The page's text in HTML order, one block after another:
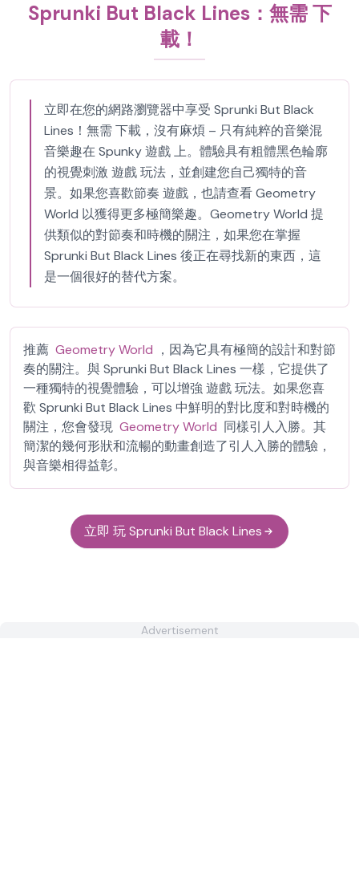
Sprunki But Black Lines：無需 下
載！
立即在您的網路瀏覽器中享受 Sprunki But Black
Lines！無需 下載，沒有麻煩 – 只有純粹的音樂混
音樂趣在 Spunky 遊戲 上。體驗具有粗體黑色輪廓
的視覺刺激 遊戲 玩法，並創建您自己獨特的音
景。如果您喜歡節奏 遊戲，也請查看 Geometry
World 以獲得更多極簡樂趣。Geometry World 提
供類似的對節奏和時機的關注，如果您在掌握
Sprunki But Black Lines 後正在尋找新的東西，這
是一個很好的替代方案。
推薦 Geometry World ，因為它具有極簡的設計和對節
奏的關注。與 Sprunki But Black Lines 一樣，它提供了
一種獨特的視覺體驗，可以增強 遊戲 玩法。如果您喜
歡 Sprunki But Black Lines 中鮮明的對比度和對時機的
關注，您會發現 Geometry World 同樣引人入勝。其
簡潔的幾何形狀和流暢的動畫創造了引人入勝的體驗，
與音樂相得益彰。
立即 玩 Sprunki But Black Lines
Advertisement